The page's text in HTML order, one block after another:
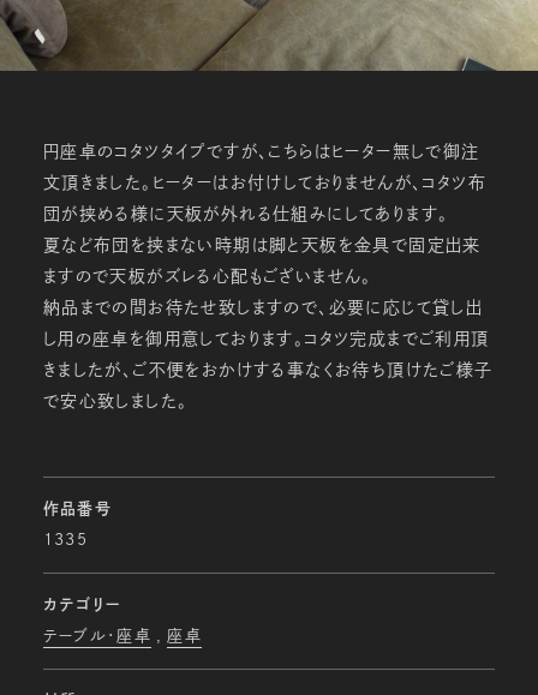
円座卓のコタツタイプですが、こちらはヒーター無しで御注
文頂きました。ヒーターはお付けしておりませんが、コタツ布
団が挟める様に天板が外れる仕組みにしてあります。
夏など布団を挟まない時期は脚と天板を金具で固定出来
ますので天板がズレる心配もございません。
納品までの間お待たせ致しますので、必要に応じて貸し出
し用の座卓を御用意しております。コタツ完成までご利用頂
きましたが、ご不便をおかけする事なくお待ち頂けたご様子
で安心致しました。
作品番号
1335
カテゴリー
テーブル・座卓 座卓